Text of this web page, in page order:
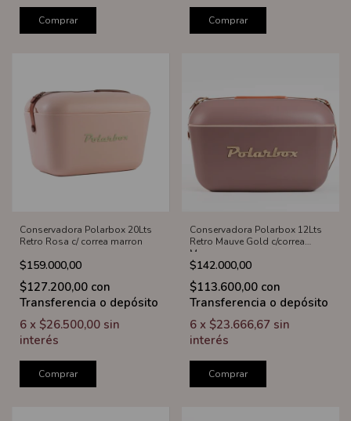
Comprar Comprar
Conservadora Polarbox 20Lts
Retro Rosa c/ correa marron
$159.000,00
$127.200,00 con
Transferencia o depósito
6 x $26.500,00 sin
interés
Comprar
Conservadora Polarbox 12Lts
Retro Mauve Gold c/correa
Marron
$142.000,00
$113.600,00 con
Transferencia o depósito
6 x $23.666,67 sin
interés
Comprar